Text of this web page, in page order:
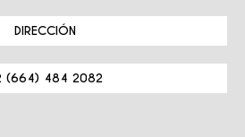
DIRECCIÓN
(664) 484 2082